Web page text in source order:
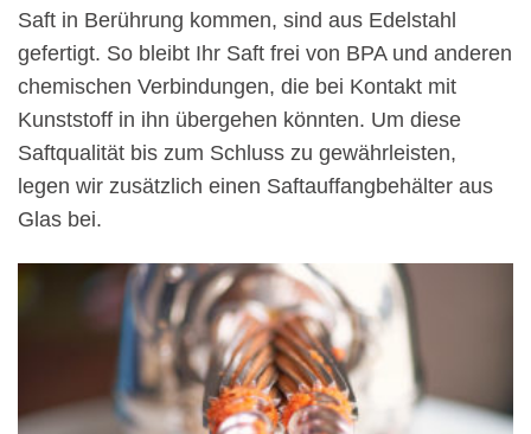
Saft in Berührung kommen, sind aus Edelstahl
gefertigt. So bleibt Ihr Saft frei von BPA und anderen
chemischen Verbindungen, die bei Kontakt mit
Kunststoff in ihn übergehen könnten. Um diese
Saftqualität bis zum Schluss zu gewährleisten,
legen wir zusätzlich einen Saftauffangbehälter aus
Glas bei.